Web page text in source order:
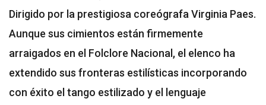
Dirigido por la prestigiosa coreógrafa Virginia Paes.
Aunque sus cimientos están firmemente
arraigados en el Folclore Nacional, el elenco ha
extendido sus fronteras estilísticas incorporando
con éxito el tango estilizado y el lenguaje